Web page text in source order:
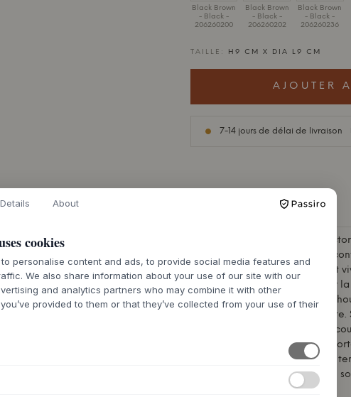
Black Brown
- Black -
206260200
Black Brown
- Black -
206260202
Black Brown
- Black -
206260236
TAILLE: H9 CM X DIA L9 CM
AJOUTER
7-14 jours de délai de livraison
House Doctor
glaçure réactive et mate, qui
expression tout à fait unique et
célèbre série Pion, conçue par
House Doctor
, présente une
robustesse et élégance
caractéristique et ses jeux de
authentique et sereine à
immersion sensorielle. Avec le
développera une belle patine,
et le charme de la tasse.
Details About
cookies
personalise content and ads, to provide social media features and
We also share information about your use of our site with our
and analytics partners who may combine it with other
provided to them or that they’ve collected from your use of their